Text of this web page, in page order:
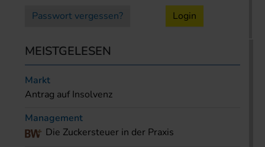
Passwort vergessen? Login
MEISTGELESEN
Markt
Antrag auf Insolvenz
Management
Die Zuckersteuer in der Praxis